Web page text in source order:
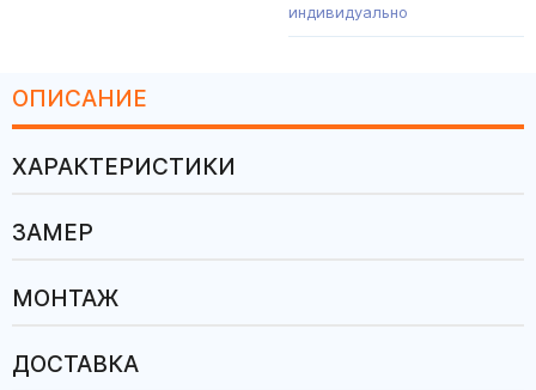
индивидуально
ОПИСАНИЕ
ХАРАКТЕРИСТИКИ
ЗАМЕР
МОНТАЖ
ДОСТАВКА